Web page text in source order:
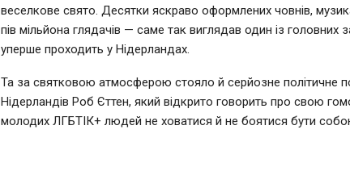
веселкове свято. Десятки яскраво оформлених човнів,
пів мільйона глядачів — саме так виглядав один із головних
уперше проходить у Нідерландах.
Та за святковою атмосферою стояло й серйозне політичне
Нідерландів Роб Єттен, який відкрито говорить про свою
молодих ЛГБТІК+ людей не ховатися й не боятися бути